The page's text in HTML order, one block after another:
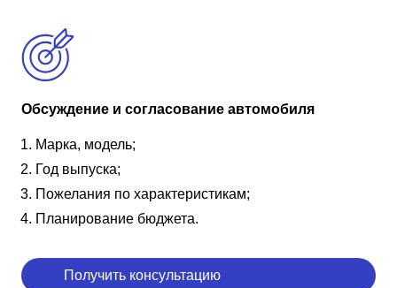
Обсуждение и согласование автомобиля
Марка, модель;
Год выпуска;
Пожелания по характеристикам;
Планирование бюджета.
Получить консультацию